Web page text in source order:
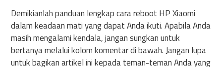
Demikianlah panduan lengkap cara reboot HP Xiaomi
dalam keadaan mati yang dapat Anda ikuti. Apabila Anda
masih mengalami kendala, jangan sungkan untuk
bertanya melalui kolom komentar di bawah. Jangan lupa
untuk bagikan artikel ini kepada teman-teman Anda yang